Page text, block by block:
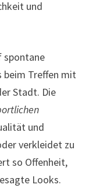
und
spontane
beim Treffen mit
Stadt. Die
und
verkleidet zu
so Offenheit,
Looks.